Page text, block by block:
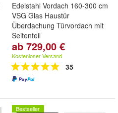
Edelstahl Vordach 160-300 cm
VSG Glas Haustür
Überdachung Türvordach mit
Seitenteil
Edelstahl Glasvordach für die
Haustür – modern, langlebig &
optional Seitenteil
ab 729,00 €
Kostenloser Versand
35
Bestseller